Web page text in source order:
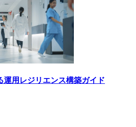
運用レジリエンス構築ガイド